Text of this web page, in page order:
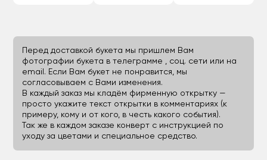
Перед доставкой букета мы пришлем Вам
фотографии букета в телеграмме , соц. сети или на
email. Если Вам букет не понравится, мы
согласовываем с Вами изменения.
В каждый заказ мы кладём фирменную открытку —
просто укажите текст открытки в комментариях (к
примеру, кому и от кого, в честь какого события).
Так же в каждом заказе конверт с инструкцией по
уходу за цветами и специальное средство.